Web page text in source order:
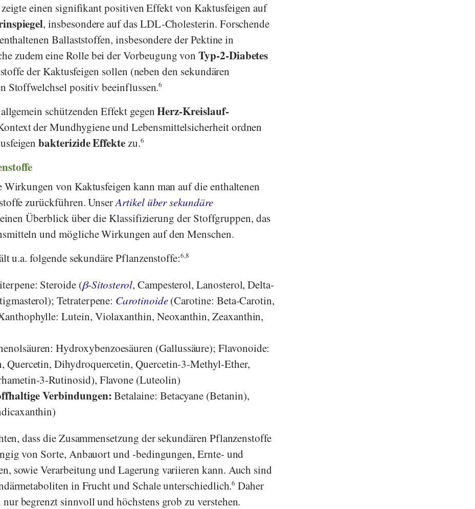
einen signifikant positiven Effekt von Kaktusfeigen auf
, insbesondere auf das LDL-Cholesterin. Forschende
Ballaststoffen, insbesondere der Pektine in
zudem eine Rolle bei der Vorbeugung vonTyp-2-Diabetes
der Kaktusfeigen sollen (neben den sekundären
Stoffwelchsel positiv beeinflussen.6
schützenden Effekt gegenHerz-Kreislauf-
der Mundhygiene und Lebensmittelsicherheit ordnen
bakterizide Effektezu.6
von Kaktusfeigen kann man auf die enthaltenen
zurückführen. UnserArtikel über sekundäre
Überblick über die Klassifizierung der Stoffgruppen, das
und mögliche Wirkungen auf den Menschen.
u.a. folgende sekundäre Pflanzenstoffe:6,8
Steroide (β-Sitosterol, Campesterol, Lanosterol, Delta-
Tetraterpene: Carotinoide(Carotine: Beta-Carotin,
Lutein, Violaxanthin, Neoxanthin, Zeaxanthin,
Hydroxybenzoesäuren (Gallussäure); Flavonoide:
Quercetin, Dihydroquercetin, Quercetin-3-Methyl-Ether,
3-Rutinosid), Flavone (Luteolin)
Verbindungen:Betalaine: Betacyane (Betanin),
dass die Zusammensetzung der sekundären Pflanzenstoffe
von Sorte, Anbauort und -bedingungen, Ernte- und
sowie Verarbeitung und Lagerung variieren kann. Auch sind
in Frucht und Schale unterschiedlich.6 Daher
begrenzt sinnvoll und höchstens grob zu verstehen.